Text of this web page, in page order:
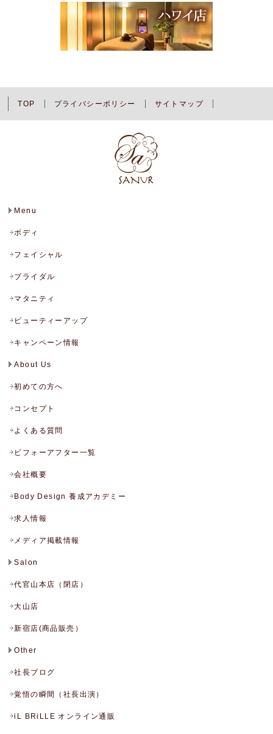
TOP プライバシーポリシー サイトマップ
Menu
ボディ
フェイシャル
ブライダル
マタニティ
ビューティーアップ
キャンペーン情報
About Us
初めての方へ
コンセプト
よくある質問
ビフォーアフター一覧
会社概要
Body Design 養成アカデミー
求人情報
メディア掲載情報
Salon
代官山本店（閉店）
大山店
新宿店(商品販売）
Other
社長ブログ
覚悟の瞬間（社長出演）
iL BRiLLE オンライン通販